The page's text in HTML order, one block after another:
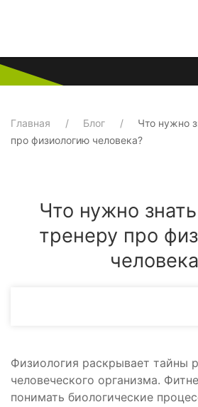
Главная Блог
Что нужно
про физиологию человека?
Что нужно
тренеру про
Физиология раскрывает тайны
человеческого организма.
понимать биологические